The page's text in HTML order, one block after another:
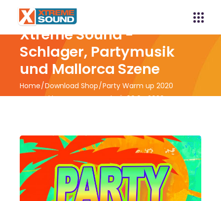
Xtreme Sound -
Schlager, Partymusik
und Mallorca Szene
Home Download Shop Party Warm up 2020
powered by Xtreme Sound VÖ 09.04.2020